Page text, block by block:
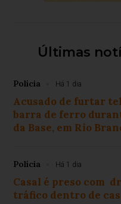
Últimas
Polícia Há 1 dia
Acusado de furtar
barra de ferro
da Base, em Rio
Polícia Há 1 dia
Casal é preso com
tráfico dentro de